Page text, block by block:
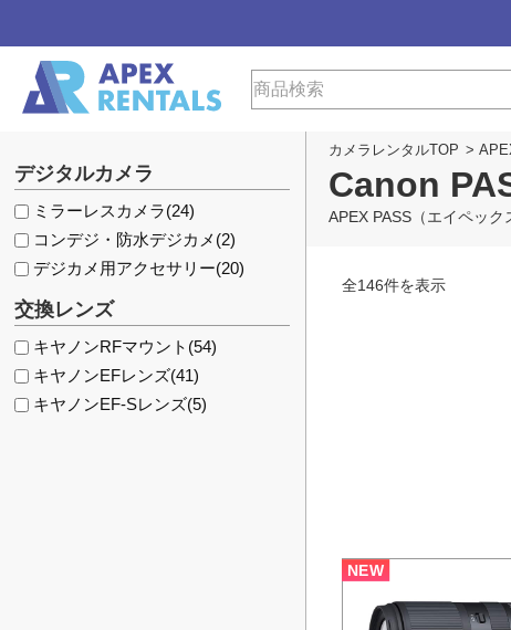
デジタルカメラ
ミラーレスカメラ(24)
コンデジ・防水デジカメ (2)
デジカメ用アクセサリー(20)
交換レンズ
キヤノンRFマウント (54)
キヤノンEFレンズ(41)
キヤノンEF-Sレンズ(5)
カメラレンタルTOP >
Canon
APEX PASS（エイペック
全146件を表示
NEW